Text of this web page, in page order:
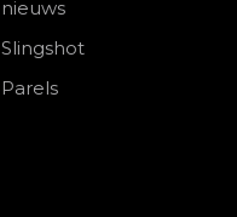
nieuws
Slingshot
Parels